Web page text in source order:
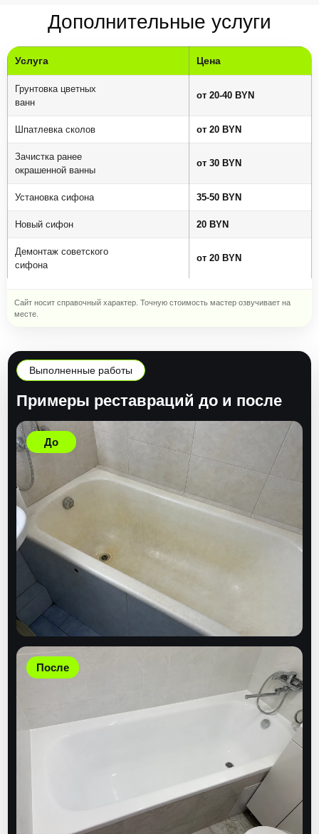
Дополнительные услуги
Услуга Цена
Грунтовка цветных
ванн
от 20-40 BYN
Шпатлевка сколов от 20 BYN
Зачистка ранее
окрашенной ванны
от 30 BYN
Установка сифона 35-50 BYN
Новый сифон 20 BYN
Демонтаж советского
сифона
от 20 BYN
Сайт носит справочный характер. Точную стоимость мастер озвучивает на
месте.
Выполненные работы
Примеры реставраций до и после
До
После